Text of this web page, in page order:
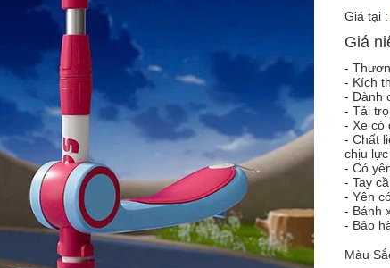
Giá tại :
Giá
-
- Kích
- Dành
- Tải
- Xe có
- Chất
chịu lực
- Có
- Tay
- Yên
- Bánh
- Bảo
Màu